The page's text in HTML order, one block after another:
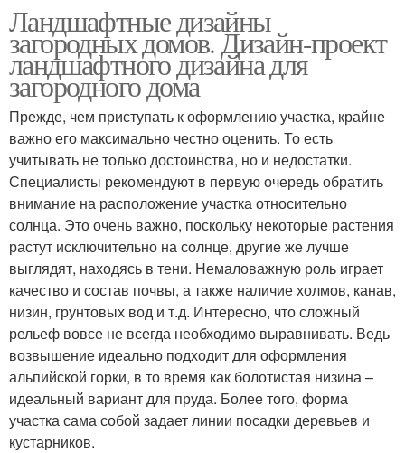
Ландшафтные дизайны
загородных домов. Дизайн-проект
ландшафтного дизайна для
загородного дома
Прежде, чем приступать к оформлению участка, крайне
важно его максимально честно оценить. То есть
учитывать не только достоинства, но и недостатки.
Специалисты рекомендуют в первую очередь обратить
внимание на расположение участка относительно
солнца. Это очень важно, поскольку некоторые растения
растут исключительно на солнце, другие же лучше
выглядят, находясь в тени. Немаловажную роль играет
качество и состав почвы, а также наличие холмов, канав,
низин, грунтовых вод и т.д. Интересно, что сложный
рельеф вовсе не всегда необходимо выравнивать. Ведь
возвышение идеально подходит для оформления
альпийской горки, в то время как болотистая низина –
идеальный вариант для пруда. Более того, форма
участка сама собой задает линии посадки деревьев и
кустарников.